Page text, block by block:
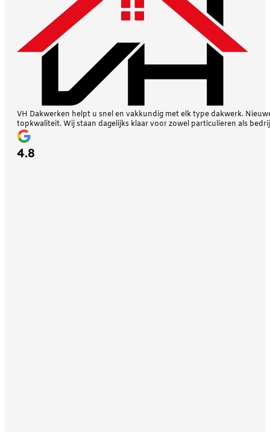
VH Dakwerken helpt u snel en vakkundig met elk type dakwerk.
topkwaliteit. Wij staan dagelijks klaar voor zowel particulieren als
4.8